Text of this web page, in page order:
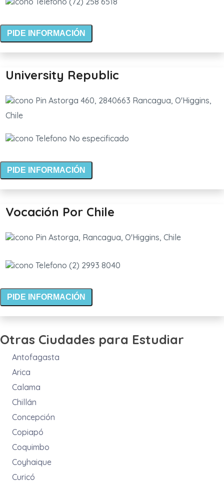
PIDE INFORMACIÓN
University Republic
Astorga 460, 2840663 Rancagua, O'Higgins,
Chile
No especificado
PIDE INFORMACIÓN
Vocación Por Chile
Astorga, Rancagua, O'Higgins, Chile
(2) 2993 8040
PIDE INFORMACIÓN
Otras Ciudades para Estudiar
Antofagasta
Arica
Calama
Chillán
Concepción
Copiapó
Coquimbo
Coyhaique
Curicó